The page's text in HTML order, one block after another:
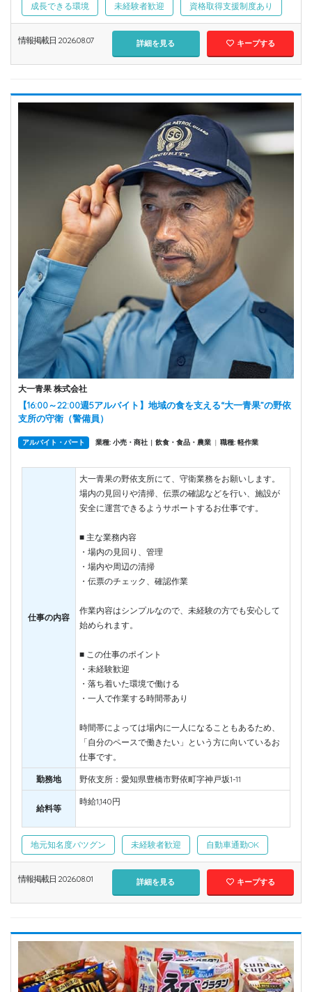
成長できる環境 未経験者歓迎 資格取得支援制度あり
情報掲載日 2026.08.07 詳細を見る キープする
大一青果 株式会社
【16:00～22:00週5アルバイト】地域の食を支える“大一青果”の野依
支所の守衛（警備員）
アルバイト・パート 業種: 小売・商社 | 飲食・食品・農業 | 職種: 軽作業
仕事の内容
大一青果の野依支所にて、守衛業務をお願いします。
場内の見回りや清掃、伝票の確認などを行い、施設が
安全に運営できるようサポートするお仕事です。
■ 主な業務内容
・場内の見回り、管理
・場内や周辺の清掃
・伝票のチェック、確認作業
作業内容はシンプルなので、未経験の方でも安心して
始められます。
■ この仕事のポイント
・未経験歓迎
・落ち着いた環境で働ける
・一人で作業する時間帯あり
時間帯によっては場内に一人になることもあるため、
「自分のペースで働きたい」という方に向いているお
仕事です。
勤務地 野依支所：愛知県豊橋市野依町字神戸坂1-11
給料等
時給1,140円
地元知名度バツグン 未経験者歓迎 自動車通勤OK
情報掲載日 2026.08.01 詳細を見る キープする